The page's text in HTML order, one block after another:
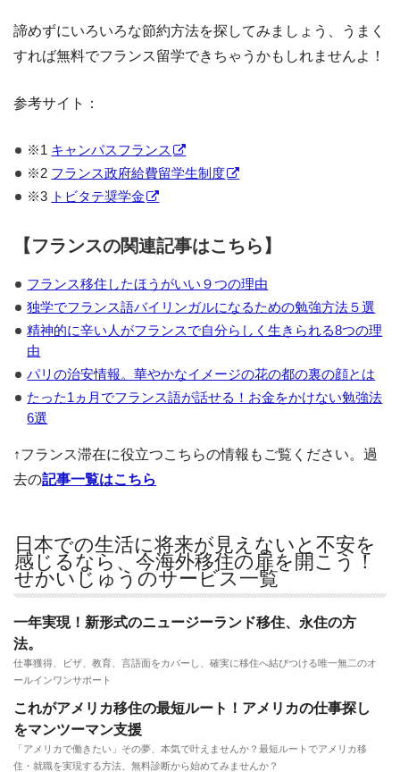
諦めずにいろいろな節約方法を探してみましょう、うまく
すれば無料でフランス留学できちゃうかもしれませんよ！
参考サイト：
※1 キャンパスフランス
※2 フランス政府給費留学生制度
※3 トビタテ奨学金
【フランスの関連記事はこちら】
フランス移住したほうがいい９つの理由
独学でフランス語バイリンガルになるための勉強方法５選
精神的に辛い人がフランスで自分らしく生きられる8つの理
由
パリの治安情報。華やかなイメージの花の都の裏の顔とは
たった1ヵ月でフランス語が話せる！お金をかけない勉強法
6選
↑フランス滞在に役立つこちらの情報もご覧ください。過
去の記事一覧はこちら
日本での生活に将来が見えないと不安を
感じるなら、今海外移住の扉を開こう！
せかいじゅうのサービス一覧
一年実現！新形式のニュージーランド移住、永住の方
法。
仕事獲得、ビザ、教育、言語面をカバーし、確実に移住へ結びつける唯一無二のオ
ールインワンサポート
これがアメリカ移住の最短ルート！アメリカの仕事探し
をマンツーマン支援
「アメリカで働きたい」その夢、本気で叶えませんか？最短ルートでアメリカ移
住・就職を実現する方法、無料診断から始めてみませんか？